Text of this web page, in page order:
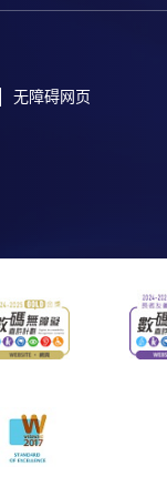
无障碍网页